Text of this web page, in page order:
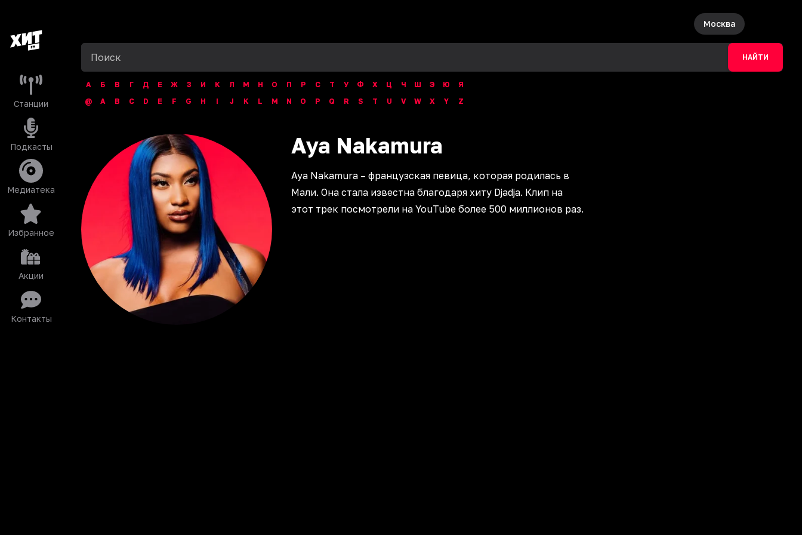
Станции
Подкасты
Медиатека
Избранное
Акции
Контакты
Москва
НАЙТИ
А Б В Г Д Е Ж З И К Л М Н О П Р С Т У Ф Х Ц Ч Ш Э Ю
Я
@
A B C D E F G H I J K L M N O P Q R S T U V W X Y Z
Aya Nakamura
Aya Nakamura – французская певица, которая родилась в
Мали. Она стала известна благодаря хиту Djadja. Клип на
этот трек посмотрели на YouTube более 500 миллионов раз.